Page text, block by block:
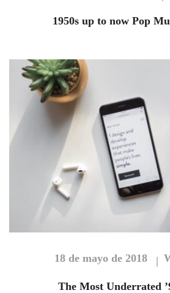
1950s up to now Pop
18 de mayo de 2018
The Most Underrated